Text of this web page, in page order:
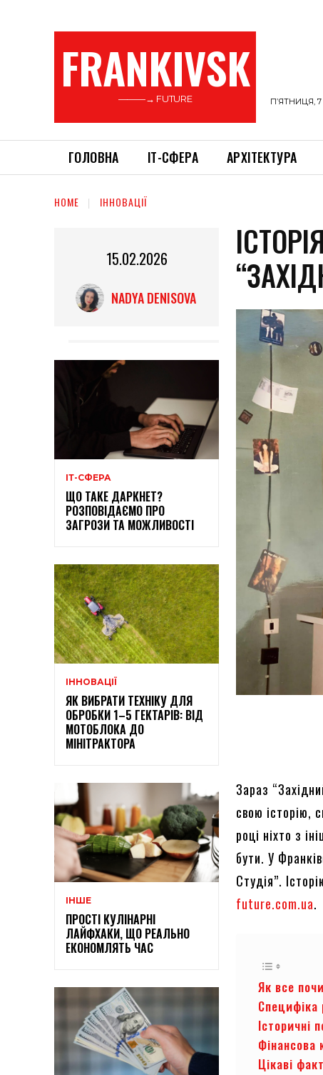
FRANKIVSK
———→ FUTURE П’ЯТНИЦЯ,
ГОЛОВНА ІТ-СФЕРА АРХІТЕКТУРА
HOME ІННОВАЦІЇ
15.02.2026
NADYA DENISOVA
ІТ-СФЕРА
ЩО ТАКЕ ДАРКНЕТ?
РОЗПОВІДАЄМО ПРО
ЗАГРОЗИ ТА МОЖЛИВОСТІ
ІННОВАЦІЇ
ЯК ВИБРАТИ ТЕХНІКУ ДЛЯ
ОБРОБКИ 1–5 ГЕКТАРІВ: ВІД
МОТОБЛОКА ДО
МІНІТРАКТОРА
ІНШЕ
ПРОСТІ КУЛІНАРНІ
ЛАЙФХАКИ, ЩО РЕАЛЬНО
ЕКОНОМЛЯТЬ ЧАС
Зараз
свою історію,
році ніхто з
бути. У
Студія”.
future.com.ua.
Як все
Специфіка
Історичні
Фінансова
Цікаві